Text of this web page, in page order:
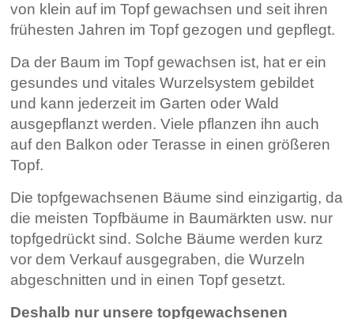
von klein auf im Topf gewachsen und seit ihren
frühesten Jahren im Topf gezogen und gepflegt.
Da der Baum im Topf gewachsen ist, hat er ein
gesundes und vitales Wurzelsystem gebildet
und kann jederzeit im Garten oder Wald
ausgepflanzt werden. Viele pflanzen ihn auch
auf den Balkon oder Terasse in einen größeren
Topf.
Die topfgewachsenen Bäume sind einzigartig, da
die meisten Topfbäume in Baumärkten usw. nur
topfgedrückt sind. Solche Bäume werden kurz
vor dem Verkauf ausgegraben, die Wurzeln
abgeschnitten und in einen Topf gesetzt.
Deshalb nur unsere topfgewachsenen